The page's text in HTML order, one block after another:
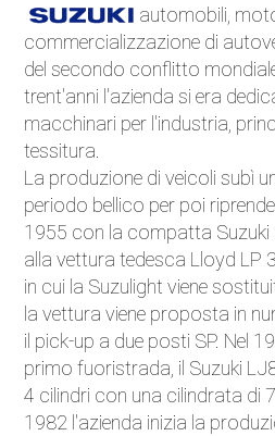
Tecnologia
Anteprime
Novità
Anticipazioni
Auto Elettriche
Ecologia
Saloni dell'auto
Curiosità
automobili,
commercializzazione di
del secondo conflitto
trent'anni l'azienda si era
macchinari per l'industria,
tessitura.
La produzione di veicoli subì
periodo bellico per poi
1955 con la compatta Suzuki
alla vettura tedesca Lloyd LP
in cui la Suzulight viene
la vettura viene proposta in
il pick-up a due posti SP. Nel
primo fuoristrada, il Suzuki
4 cilindri con una cilindrata di
1982 l'azienda inizia la